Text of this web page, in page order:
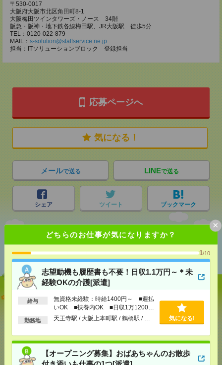
どちらのお仕事が気になりますか？
1/10
志望動機も履歴書も不要！日収1.1万円～＊未
経験OKの介護[派遣]
給与
無資格未経験：時給1400円～ ■週払
いOK ■扶養内OK ■日収1万1200円
以上
勤務地 天王寺駅 / 大阪上本町駅 / 鶴橋駅 / … 気になる!
【オープニング募集】おばあちゃんのお散歩
×
〒530-0017
大阪府大阪市北区角田町8-1
大阪梅田ツインタワーズ・ノース 34階
阪急・阪神・地下鉄各線梅田駅、JR大阪駅 徒歩5分
TEL：0120-022-879
MAIL： s-solution@staffservice.ne.jp
担当：ITソリューションブロック 登録担当
応募ページへ
気になる！
メールで送る LINEで送る
シェア ツイート ブックマーク
あなたの閲覧履歴からの
おすすめ
志望動機も履歴書も不要！日収1.1万円～＊未経験OK
の介護[派遣]
[給 与]無資格未経験：時給1400円～ ■週払い
[交通費]交通費全額支給
[勤務地]
天王寺駅/大阪上本町駅/鶴橋駅/…
気になる！